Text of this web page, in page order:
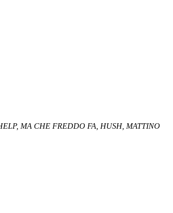
MA CHE FREDDO FA, HUSH, MATTINO